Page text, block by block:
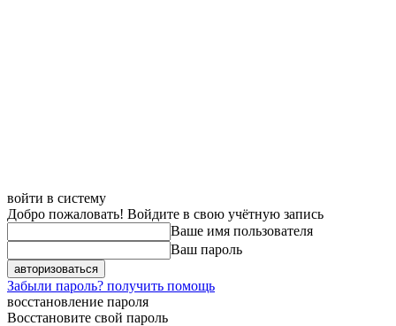
войти в систему
Добро пожаловать! Войдите в свою учётную запись
Ваше имя пользователя
Ваш пароль
Забыли пароль? получить помощь
восстановление пароля
Восстановите свой пароль